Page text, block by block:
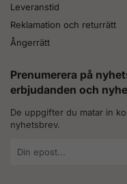
Leveranstid
Reklamation och returrätt
Ångerrätt
Prenumerera på
erbjudanden och
De uppgifter du matar in
nyhetsbrev.
postadress